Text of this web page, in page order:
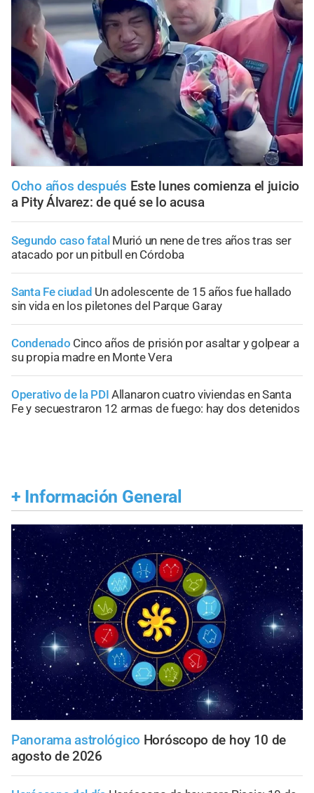
Ocho años después Este lunes comienza el juicio
a Pity Álvarez: de qué se lo acusa
Segundo caso fatal Murió un nene de tres años tras ser
atacado por un pitbull en Córdoba
Santa Fe ciudad Un adolescente de 15 años fue hallado
sin vida en los piletones del Parque Garay
Condenado Cinco años de prisión por asaltar y golpear a
su propia madre en Monte Vera
Operativo de la PDI Allanaron cuatro viviendas en Santa
Fe y secuestraron 12 armas de fuego: hay dos detenidos
+ Información General
Panorama astrológico Horóscopo de hoy 10 de
agosto de 2026